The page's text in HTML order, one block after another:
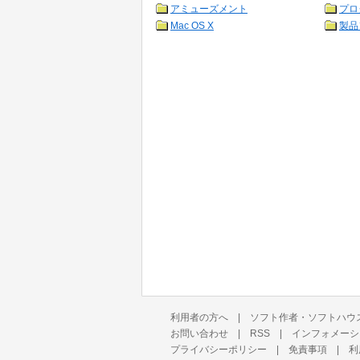
アミューズメント
プ
Mac OS X
製
利用者の方へ | ソフト作者・ソフトハウ
お問い合わせ | RSS | インフォメー
プライバシーポリシー | 免責事項 |